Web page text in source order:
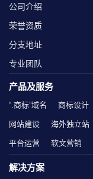
公司介绍
荣誉资质
分支地址
专业团队
产品及服务
“.商标”域名 商标设计
网站建设 海外独立站
平台运营 软文营销
解决方案